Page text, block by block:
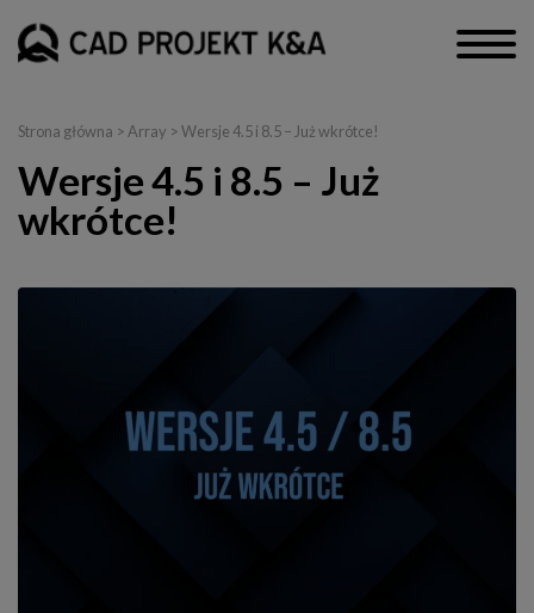
Strona główna > Array > Wersje 4.5 i 8.5 – Już wkrótce!
Wersje 4.5 i 8.5 – Już
wkrótce!